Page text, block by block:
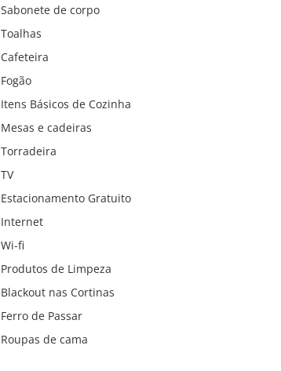
Sabonete de corpo
Toalhas
Cafeteira
Fogão
Itens Básicos de Cozinha
Mesas e cadeiras
Torradeira
TV
Estacionamento Gratuito
Internet
Wi-fi
Produtos de Limpeza
Blackout nas Cortinas
Ferro de Passar
Roupas de cama